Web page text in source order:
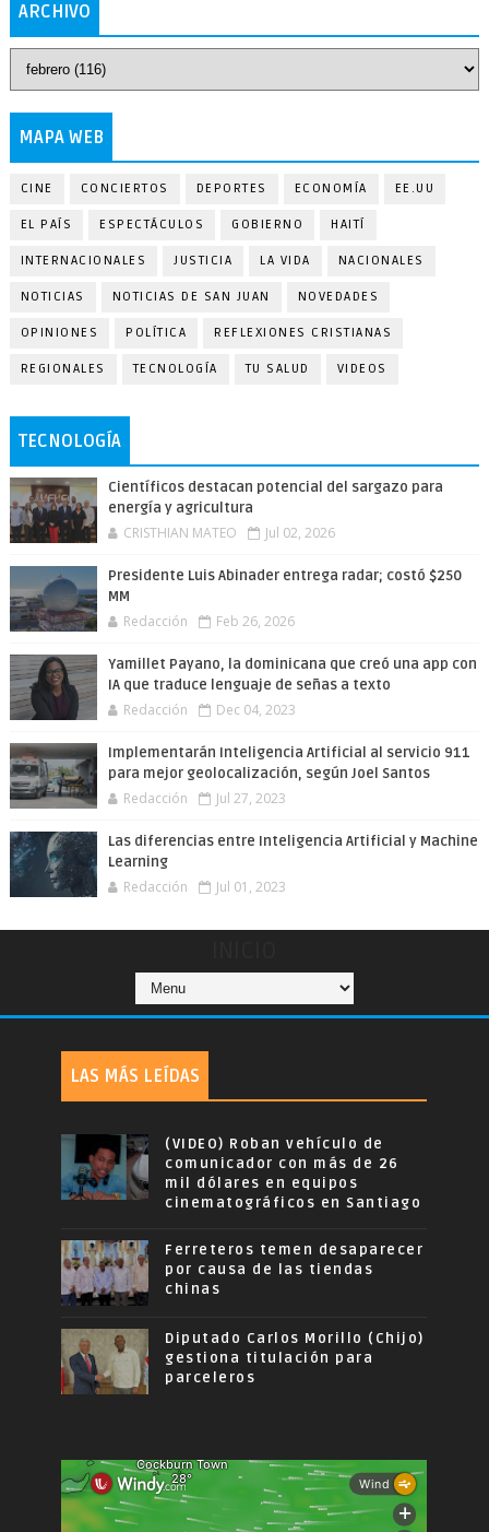
ARCHIVO
MAPA WEB
CINE CONCIERTOS DEPORTES ECONOMÍA EE.UU
EL PAÍS ESPECTÁCULOS GOBIERNO HAITÍ
INTERNACIONALES JUSTICIA LA VIDA NACIONALES
NOTICIAS NOTICIAS DE SAN JUAN NOVEDADES
OPINIONES POLÍTICA REFLEXIONES CRISTIANAS
REGIONALES TECNOLOGÍA TU SALUD VIDEOS
TECNOLOGÍA
Científicos destacan potencial del sargazo para
energía y agricultura
CRISTHIAN MATEO Jul 02, 2026
Presidente Luis Abinader entrega radar; costó $250
MM
Redacción Feb 26, 2026
Yamillet Payano, la dominicana que creó una app con
IA que traduce lenguaje de señas a texto
Redacción Dec 04, 2023
Implementarán Inteligencia Artificial al servicio 911
para mejor geolocalización, según Joel Santos
Redacción Jul 27, 2023
Las diferencias entre Inteligencia Artificial y Machine
Learning
Redacción Jul 01, 2023
LAS MÁS LEÍDAS
(VIDEO) Roban vehículo de
comunicador con más de 26
mil dólares en equipos
cinematográficos en Santiago
Ferreteros temen desaparecer
por causa de las tiendas
chinas
Diputado Carlos Morillo (Chijo)
gestiona titulación para
parceleros